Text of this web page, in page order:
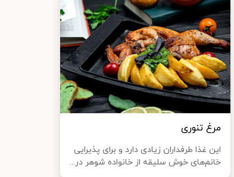
مرغ تنوری
این غذا طرفداران زیادی دارد و برای پذیرایی
خانم‌های خوش سلیقه از خانواده شوهر در...